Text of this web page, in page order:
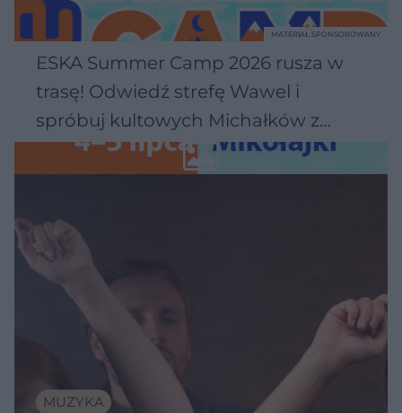
ESKA Summer Camp 2026 rusza w
trasę! Odwiedź strefę Wawel i
spróbuj kultowych Michałków z
Wawelu
MATERIAŁ SPONSOROWANY
MUZYKA